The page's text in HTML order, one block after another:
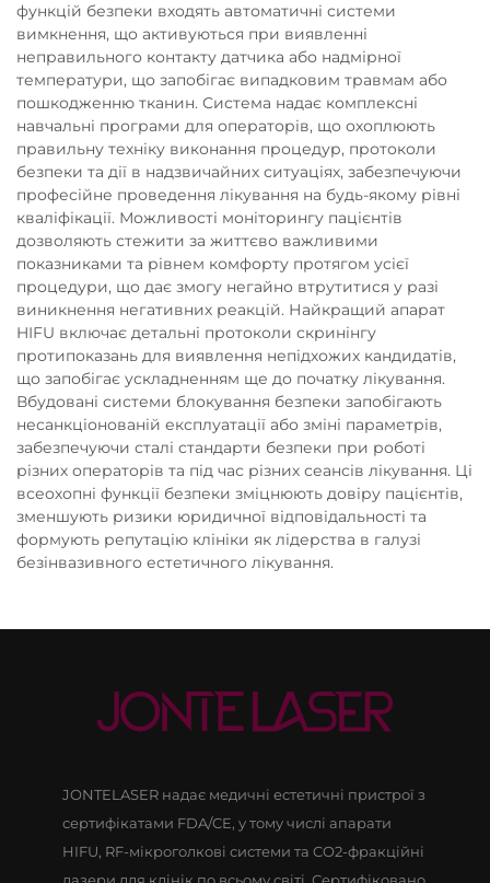
функцій безпеки входять автоматичні системи
вимкнення, що активуються при виявленні
неправильного контакту датчика або надмірної
температури, що запобігає випадковим травмам або
пошкодженню тканин. Система надає комплексні
навчальні програми для операторів, що охоплюють
правильну техніку виконання процедур, протоколи
безпеки та дії в надзвичайних ситуаціях, забезпечуючи
професійне проведення лікування на будь-якому рівні
кваліфікації. Можливості моніторингу пацієнтів
дозволяють стежити за життєво важливими
показниками та рівнем комфорту протягом усієї
процедури, що дає змогу негайно втрутитися у разі
виникнення негативних реакцій. Найкращий апарат
HIFU включає детальні протоколи скринінгу
протипоказань для виявлення непідхожих кандидатів,
що запобігає ускладненням ще до початку лікування.
Вбудовані системи блокування безпеки запобігають
несанкціонованій експлуатації або зміні параметрів,
забезпечуючи сталі стандарти безпеки при роботі
різних операторів та під час різних сеансів лікування. Ці
всеохопні функції безпеки зміцнюють довіру пацієнтів,
зменшують ризики юридичної відповідальності та
формують репутацію клініки як лідерства в галузі
безінвазивного естетичного лікування.
JONTELASER надає медичні естетичні пристрої з
сертифікатами FDA/CE, у тому числі апарати
HIFU, RF-мікроголкові системи та CO2-фракційні